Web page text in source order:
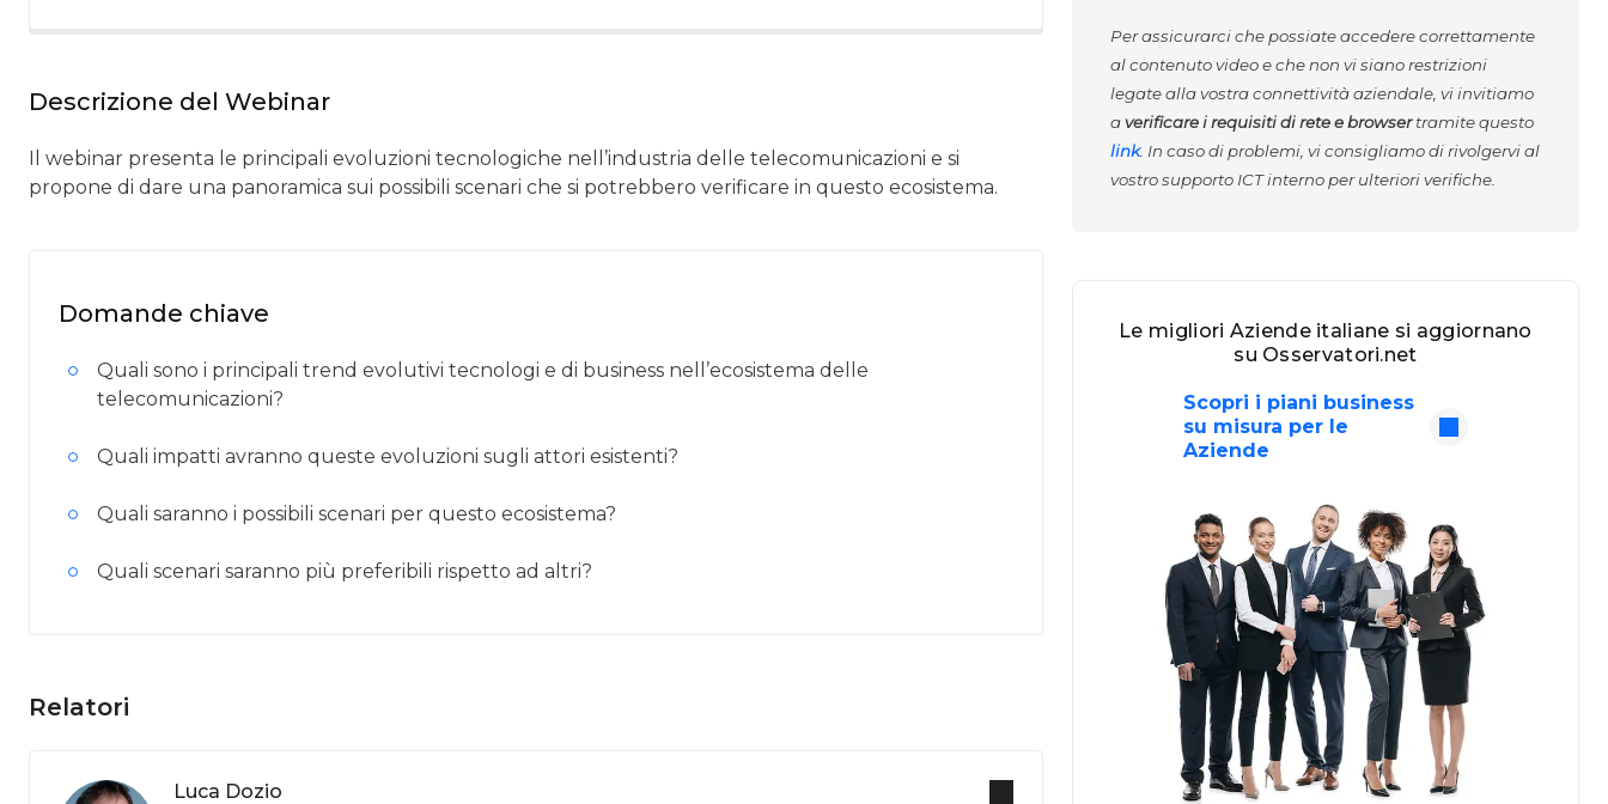
Descrizione del Webinar
Il webinar presenta le principali evoluzioni tecnologiche nell’industria delle telecomunicazioni e si
propone di dare una panoramica sui possibili scenari che si potrebbero verificare in questo ecosistema.
Domande chiave
Quali sono i principali trend evolutivi tecnologi e di business nell’ecosistema delle
telecomunicazioni?
Quali impatti avranno queste evoluzioni sugli attori esistenti?
Quali saranno i possibili scenari per questo ecosistema?
Quali scenari saranno più preferibili rispetto ad altri?
Relatori
Luca Dozio
Per assicurarci che possiate accedere correttamente
al contenuto video e che non vi siano restrizioni
legate alla vostra connettività aziendale, vi invitiamo
averificare i requisiti di rete e browsertramite questo
link. In caso di problemi, vi consigliamo di rivolgervi al
vostro supporto ICT interno per ulteriori verifiche.
Le migliori Aziende italiane si aggiornano
su Osservatori.net
Scopri i piani business
su misura per le
Aziende